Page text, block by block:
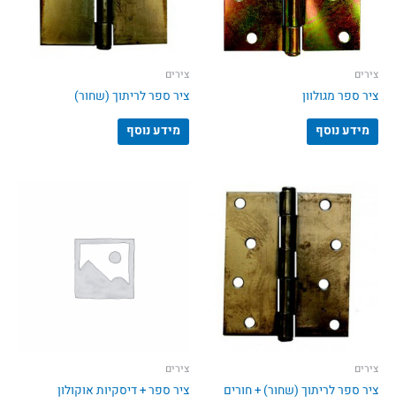
צירים
ציר ספר מגולוון
מידע נוסף
צירים
ציר ספר לריתוך (שחור)
מידע נוסף
צירים
ציר ספר לריתוך (שחור) + חורים
צירים
ציר ספר + דיסקיות אוקולון